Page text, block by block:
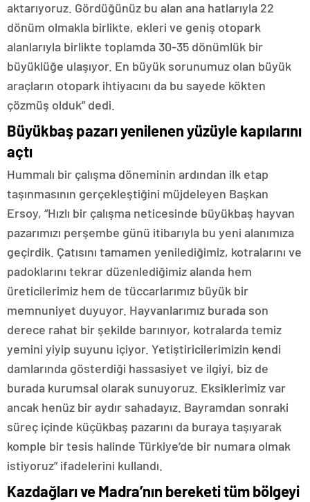
aktarıyoruz. Gördüğünüz bu alan ana hatlarıyla 22
dönüm olmakla birlikte, ekleri ve geniş otopark
alanlarıyla birlikte toplamda 30-35 dönümlük bir
büyüklüğe ulaşıyor. En büyük sorunumuz olan büyük
araçların otopark ihtiyacını da bu sayede kökten
çözmüş olduk” dedi.
Büyükbaş pazarı yenilenen yüzüyle kapılarını
açtı
Hummalı bir çalışma döneminin ardından ilk etap
taşınmasının gerçekleştiğini müjdeleyen Başkan
Ersoy, “Hızlı bir çalışma neticesinde büyükbaş hayvan
pazarımızı perşembe günü itibarıyla bu yeni alanımıza
geçirdik. Çatısını tamamen yenilediğimiz, kotralarını ve
padoklarını tekrar düzenlediğimiz alanda hem
üreticilerimiz hem de tüccarlarımız büyük bir
memnuniyet duyuyor. Hayvanlarımız burada son
derece rahat bir şekilde barınıyor, kotralarda temiz
yemini yiyip suyunu içiyor. Yetiştiricilerimizin kendi
damlarında gösterdiği hassasiyet ve ilgiyi, biz de
burada kurumsal olarak sunuyoruz. Eksiklerimiz var
ancak henüz bir aydır sahadayız. Bayramdan sonraki
süreç içinde küçükbaş pazarını da buraya taşıyarak
komple bir tesis halinde Türkiye’de bir numara olmak
istiyoruz” ifadelerini kullandı.
Kazdağları ve Madra’nın bereketi tüm bölgeyi